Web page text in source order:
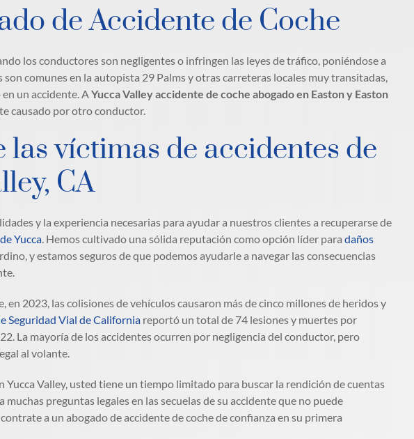
de Accidente de Coche
los conductores son negligentes o infringen las leyes de tráfico, poniéndose a
son comunes en la autopista 29 Palms y otras carreteras locales muy transitadas,
un accidente. AYucca Valley accidente de coche abogado en Easton y Easton
causado por otro conductor.
víctimas de accidentes de
CA
y la experiencia necesarias para ayudar a nuestros clientes a recuperarse de
Yucca . Hemos cultivado una sólida reputación como opción líder paradaños
y estamos seguros de que podemos ayudarle a navegar las consecuencias
en 2023, las colisiones de vehículos causaron más de cinco millones de heridos y
Seguridad Vial de California reportó un total de 74 lesiones y muertes por
La mayoría de los accidentes ocurren por negligencia del conductor, pero
al volante.
Valley, usted tiene un tiempo limitado para buscar la rendición de cuentas
preguntas legales en las secuelas de su accidente que no puede
a un abogado de accidente de coche de confianza en su primera